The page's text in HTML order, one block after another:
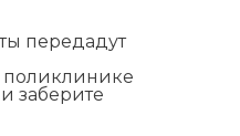
передадут
поликлинике
заберите